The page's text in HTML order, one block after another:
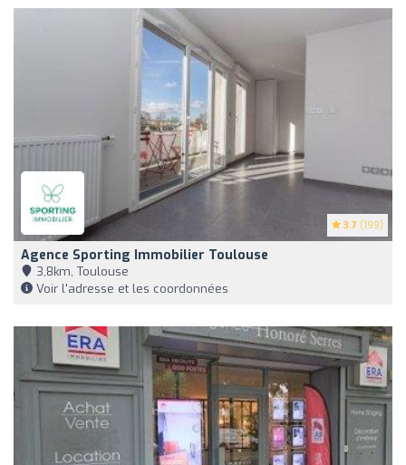
3.7 (199)
Agence Sporting Immobilier Toulouse
3,8km, Toulouse
Voir l'adresse et les coordonnées